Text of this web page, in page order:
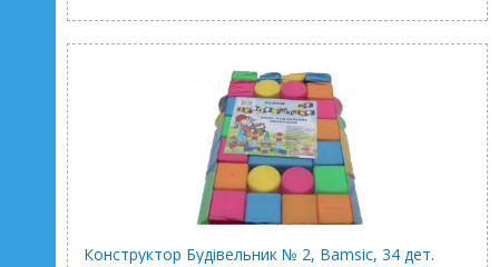
Конструктор Будівельник № 2, Bamsic, 34 дет.